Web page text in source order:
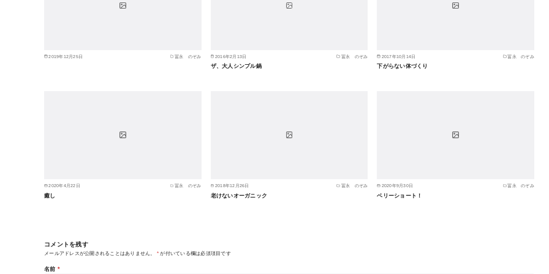
2019年12月25日 冨永 のぞみ 2016年2月13日 冨永 のぞみ
ザ、大人シンプル鍋
2017年10月14日 冨永 のぞみ
下がらない体づくり
2020年4月22日 冨永 のぞみ
癒し
2018年12月26日 冨永 のぞみ
老けないオーガニック
2020年9月30日 冨永 のぞみ
ベリーショート！
コメントを残す
メールアドレスが公開されることはありません。 * が付いている欄は必須項目です
名前 *